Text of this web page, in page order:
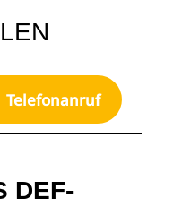
Telefonanruf
DEF-